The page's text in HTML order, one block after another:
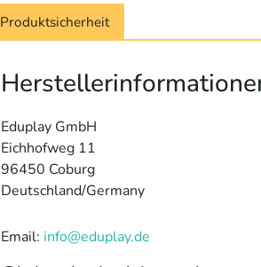
Produktsicherheit
Eduplay GmbH
Eichhofweg 11
96450 Coburg
Deutschland/Germany
Email: info@eduplay.de